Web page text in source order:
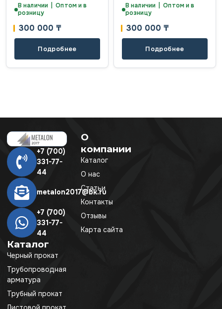
В наличии | Оптом и в
розницу
300 000 ₸
Подробнее
В наличии | Оптом и в
розницу
300 000 ₸
Подробнее
+7 (700)
331-77-
44
metalon2017@bk.ru
+7 (700)
331-77-
44
Каталог
Черный прокат
Трубопроводная
арматура
Трубный прокат
О
компании
Каталог
О нас
Статьи
Контакты
Отзывы
Карта сайта